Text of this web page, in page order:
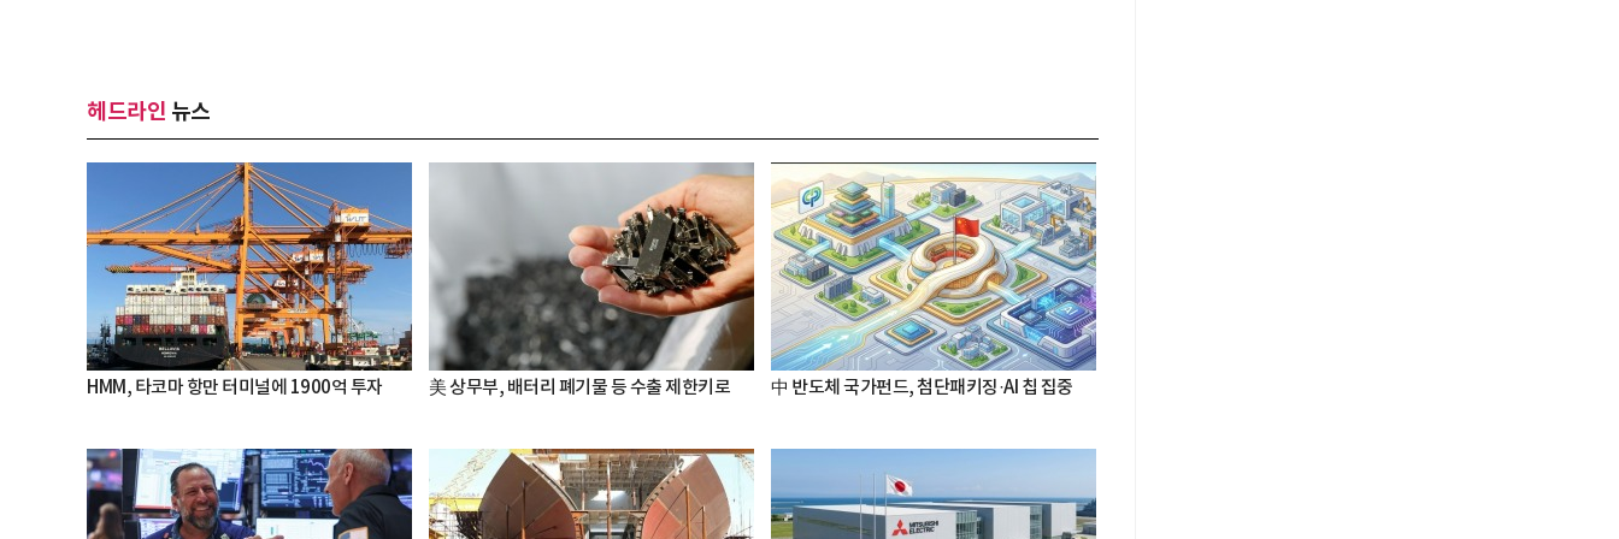
헤드라인 뉴스
HMM, 타코마 항만 터미널에 1900억 투자 美 상무부, 배터리 폐기물 등 수출 제한키로 中 반도체 국가펀드, 첨단패키징·AI 칩 집중